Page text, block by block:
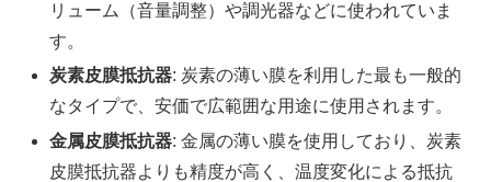
リューム（音量調整）や調光器などに使われていま
す。
炭素皮膜抵抗器: 炭素の薄い膜を利用した最も一般的
なタイプで、安価で広範囲な用途に使用されます。
金属皮膜抵抗器: 金属の薄い膜を使用しており、炭素
皮膜抵抗器よりも精度が高く、温度変化による抵抗